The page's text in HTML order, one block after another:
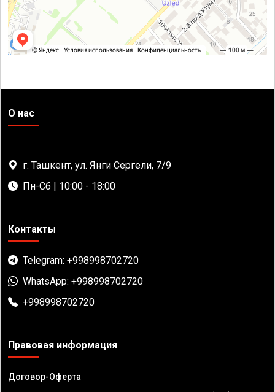
О нас
г. Ташкент, ул. Янги Сергели, 7/9
Пн-Сб | 10:00 - 18:00
Контакты
Telegram: +998998702720
WhatsApp: +998998702720
+998998702720
Правовая информация
Договор-Оферта